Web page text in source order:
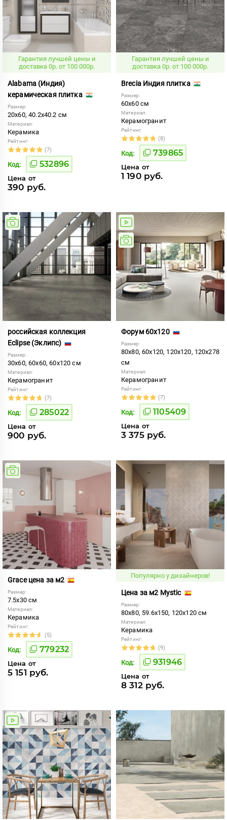
Гарантия лучшей цены и
доставка 0р. от 100 000р.
Alabama (Индия)
керамическая плитка
Размер:
20x60, 40.2x40.2 см
Материал:
Керамика
Рейтинг:
(7)
Код: 532896
Цена от
390 руб.
Гарантия лучшей цены и
доставка 0р. от 100 000р.
Brecia Индия плитка
Размер:
60x60 см
Материал:
Керамогранит
Рейтинг:
(8)
Код: 739865
Цена от
1 190 руб.
российская коллекция
Eclipse (Эклипс)
Размер:
30x60, 60x60, 60x120 см
Материал:
Керамогранит
Рейтинг:
(7)
Код: 285022
Цена от
900 руб.
Форум 60x120
Размер:
80x80, 60x120, 120x120, 120x278
см
Материал:
Керамогранит
Рейтинг:
(7)
Код: 1105409
Цена от
3 375 руб.
Grace цена за м2
Размер:
7.5x30 см
Материал:
Керамика
Рейтинг:
(5)
Код: 779232
Цена от
5 151 руб.
Популярно у дизайнеров!
Цена за м2 Mystic
Размер:
80x80, 59.6x150, 120x120 см
Материал:
Керамика
Рейтинг:
(9)
Код: 931946
Цена от
8 312 руб.